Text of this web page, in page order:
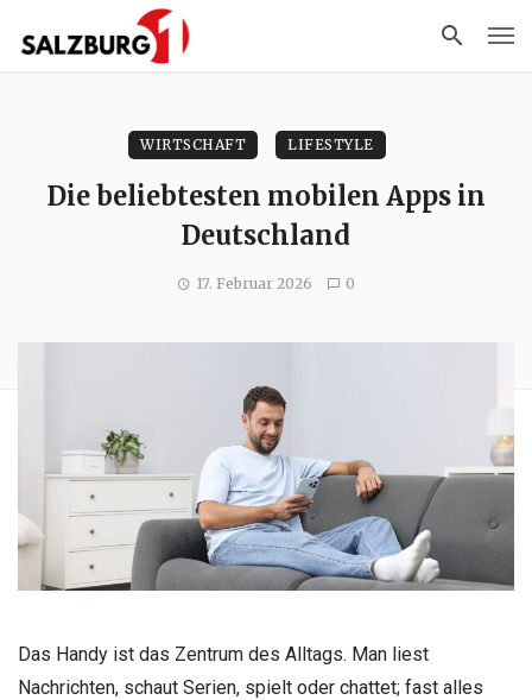
WIRTSCHAFT LIFESTYLE
Die beliebtesten mobilen Apps in
Deutschland
17. Februar 2026 0
Das Handy ist das Zentrum des Alltags. Man liest
Nachrichten, schaut Serien, spielt oder chattet; fast alles